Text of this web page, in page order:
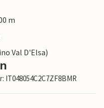
m
Val D'Elsa)